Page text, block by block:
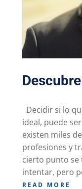
Decidir si lo
ideal, puede
existen miles
profesiones y
cierto punto se
intentar, pero
READ MORE